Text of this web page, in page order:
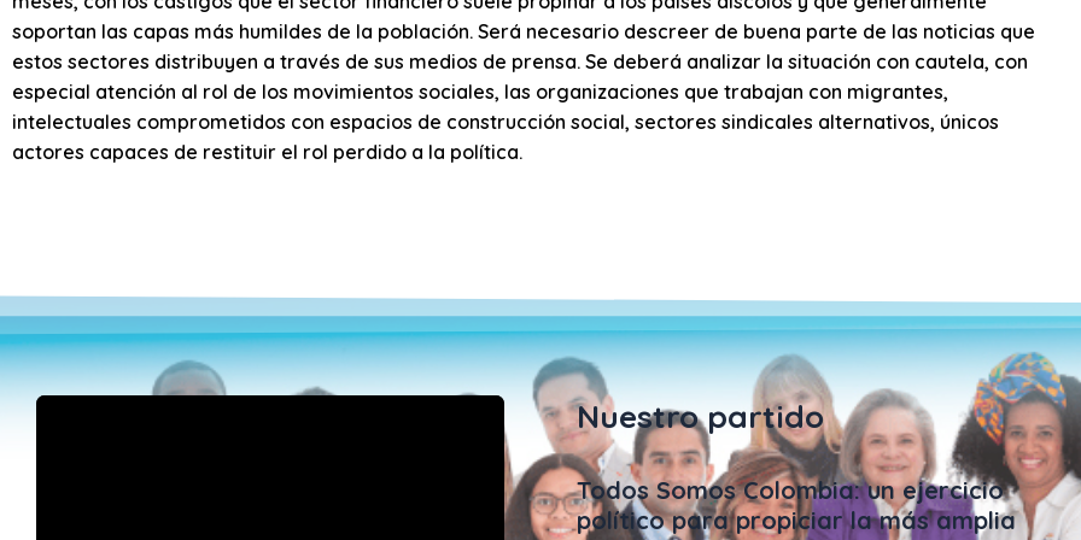
soportan las capas más humildes de la población. Será necesario descreer de buena parte de las noticias que
estos sectores distribuyen a través de sus medios de prensa. Se deberá analizar la situación con cautela, con
especial atención al rol de los movimientos sociales, las organizaciones que trabajan con migrantes,
intelectuales comprometidos con espacios de construcción social, sectores sindicales alternativos, únicos
actores capaces de restituir el rol perdido a la política.
Nuestro partido
Todos Somos Colombia: un ejercicio
político para propiciar la más amplia